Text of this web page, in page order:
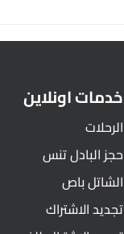
خدمات اونلاين
الرحلات
حجز البادل تنس
الشاتل باص
تجديد الاشتراك